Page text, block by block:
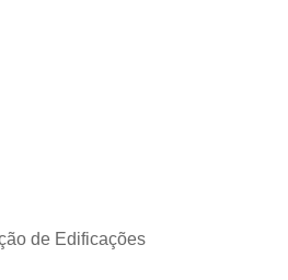
de Edificações